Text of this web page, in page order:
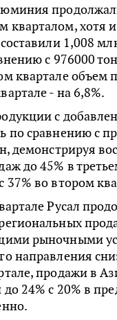
кварталом, хотя
1,008
с 976000
квартале объем
- на 6,8%.
с
по сравнению с
демонстрируя
до 45% в
37% во втором
Русал
рыночными
направления
продажи в
до 24% с 20% в